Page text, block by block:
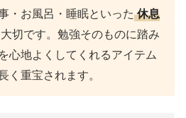
・お風呂・睡眠といった 休息
切です。勉強そのものに踏み
心地よくしてくれるアイテム
く重宝されます。